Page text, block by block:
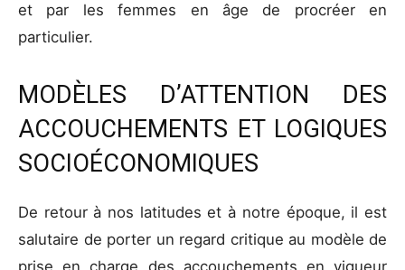
et par les femmes en âge de procréer en
particulier.
MODÈLES D’ATTENTION DES
ACCOUCHEMENTS ET LOGIQUES
SOCIOÉCONOMIQUES
De retour à nos latitudes et à notre époque, il est
salutaire de porter un regard critique au modèle de